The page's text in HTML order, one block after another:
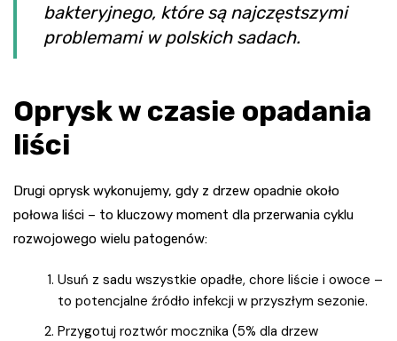
bakteryjnego, które są najczęstszymi
problemami w polskich sadach.
Oprysk w czasie opadania
liści
Drugi oprysk wykonujemy, gdy z drzew opadnie około
połowa liści – to kluczowy moment dla przerwania cyklu
rozwojowego wielu patogenów:
Usuń z sadu wszystkie opadłe, chore liście i owoce –
to potencjalne źródło infekcji w przyszłym sezonie.
Przygotuj roztwór mocznika (5% dla drzew